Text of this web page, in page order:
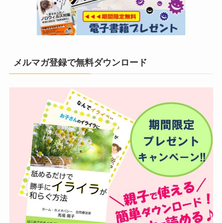
メルマガ登録で無料ダウンロード